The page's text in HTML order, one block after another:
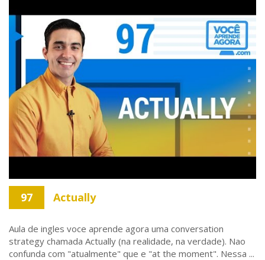
97 Actually
Aula de ingles voce aprende agora uma conversation
strategy chamada Actually (na realidade, na verdade). Nao
confunda com "atualmente" que e "at the moment". Nessa ...